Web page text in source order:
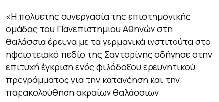
«Η πολυετής συνεργασία της επιστημονικής
ομάδας του Πανεπιστημίου Αθηνών στη
θαλάσσια έρευνα με τα γερμανικά ινστιτούτα στο
ηφαιστειακό πεδίο της Σαντορίνης οδήγησε στην
επιτυχή έγκριση ενός φιλόδοξου ερευνητικού
προγράμματος για την κατανόηση και την
παρακολούθηση ακραίων θαλάσσιων